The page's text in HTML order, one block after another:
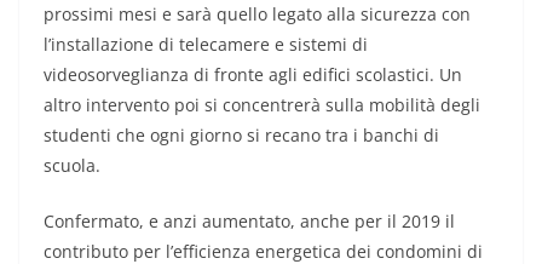
prossimi mesi e sarà quello legato alla sicurezza con
l’installazione di telecamere e sistemi di
videosorveglianza di fronte agli edifici scolastici. Un
altro intervento poi si concentrerà sulla mobilità degli
studenti che ogni giorno si recano tra i banchi di
scuola.
Confermato, e anzi aumentato, anche per il 2019 il
contributo per l’efficienza energetica dei condomini di